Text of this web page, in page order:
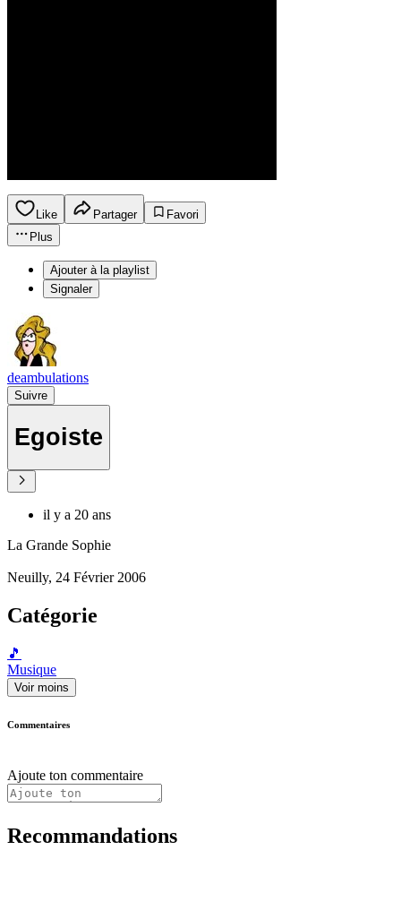
Like Partager
Favori
Plus
Ajouter à la playlist
Signaler
deambulations
Suivre
Egoiste
il y a 20 ans
La Grande Sophie
Neuilly, 24 Février 2006
Catégorie
🎵
Musique
Voir moins
Commentaires
Ajoute ton commentaire
Recommandations